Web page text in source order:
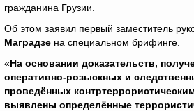
гражданина Грузии.
Об этом заявил первый заместитель
Маградзе на специальном брифинге.
«На основании доказательств,
оперативно-розыскных и
проведённых
выявлены определённые